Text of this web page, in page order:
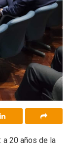
a 20 años de la